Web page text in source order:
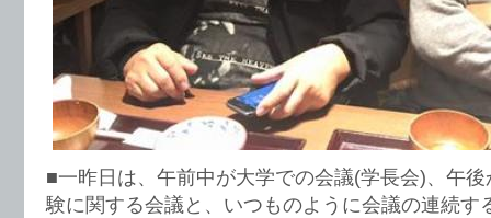
■一昨日は、午前中が大学での会議(学長会)、午
験に関する会議と、いつものように会議の連続す